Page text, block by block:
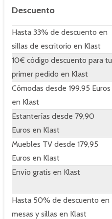
Descuento
Hasta 33% de descuento en
sillas de escritorio en Klast
10€ código descuento para tu
primer pedido en Klast
Cómodas desde 199.95 Euros
en Klast
Estanterías desde 79,90
Euros en Klast
Muebles TV desde 179,95
Euros en Klast
Envío gratis en Klast
Hasta 50% de descuento en
mesas y sillas en Klast